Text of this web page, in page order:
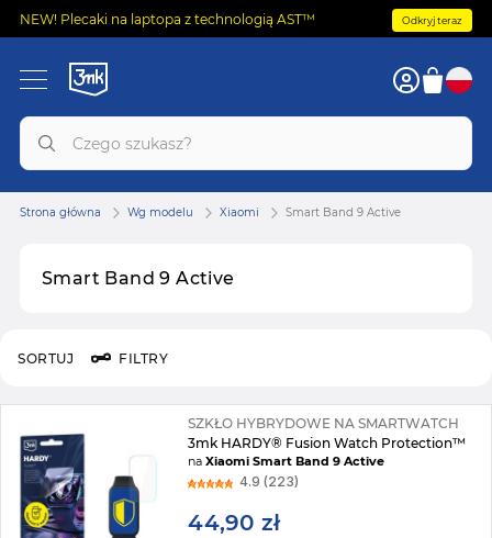
NEW! Plecaki na laptopa z technologią AST™ Odkryj teraz
Smart Band 9 Active
Strona główna Wg modelu Xiaomi Smart Band 9 Active
FILTRY
SORTUJ
SZKŁO HYBRYDOWE NA SMARTWATCH
3mk HARDY® Fusion Watch Protection™
naXiaomi Smart Band 9 Active
4.9 (223)
44,90 zł